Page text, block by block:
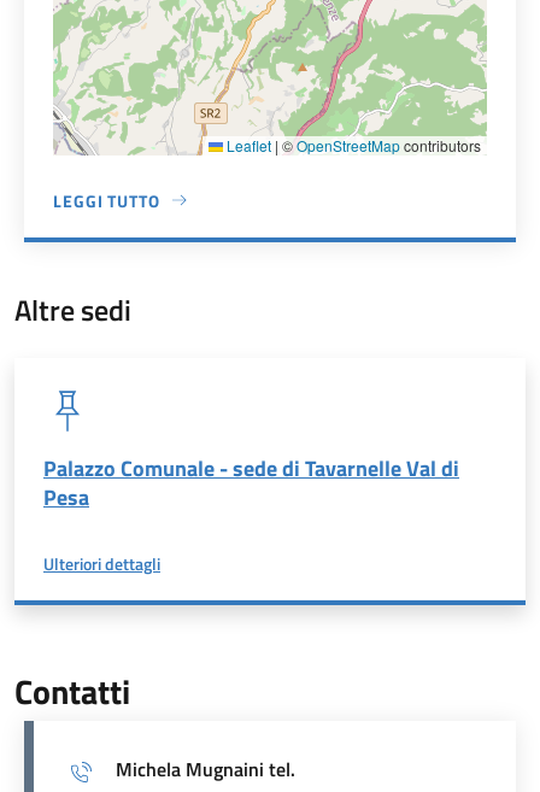
Leaflet | ©OpenStreetMapcontributors
LEGGI TUTTO
A PROPOSITO DI PALAZZO COMUNALE - SEDE DI
Altre sedi
Palazzo Comunale - sede di Tavarnelle Val di
Pesa
Ulteriori dettaglia proposito di
Contatti
Michela Mugnaini tel.